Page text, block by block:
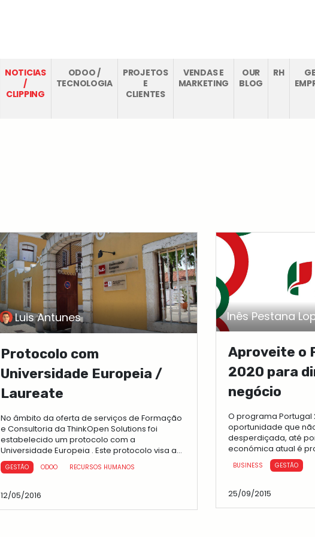
NOTICIAS
/
CLIPPING
ODOO /
TECNOLOGIA
PROJETOS
E
CLIENTES
VENDAS E
MARKETING
OUR
BLOG
RH
Luis Antunes
Protocolo com
Universidade Europeia /
Laureate
No âmbito da oferta de serviços de Formação
e Consultoria da ThinkOpen Solutions foi
estabelecido um protocolo com a
Universidade Europeia . Este protocolo visa a
colaboração na definição da estrutura...
GESTÃO ODOO RECURSOS HUMANOS
12/05/2016
Inês Pestana
Aproveite o
2020 para
negócio
O programa Portugal
oportunidade que
desperdiçada, até
económica atual é
que deve crescer
capacidade dife...
BUSINESS GESTÃO
25/09/2015